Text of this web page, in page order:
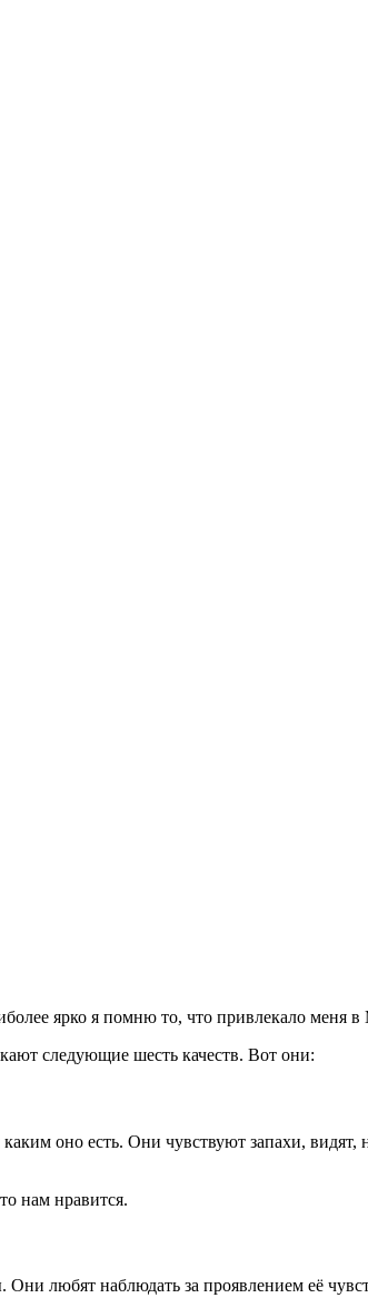
ярко я помню то, что привлекало
следующие шесть качеств. Вот они:
оно есть. Они чувствуют запахи, видят,
нам нравится.
наблюдать за проявлением её